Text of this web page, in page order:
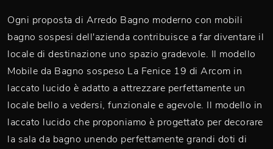
Ogni proposta di Arredo Bagno moderno con mobili
bagno sospesi dell'azienda contribuisce a far diventare il
locale di destinazione uno spazio gradevole. Il modello
Mobile da Bagno sospeso La Fenice 19 di Arcom in
laccato lucido è adatto a attrezzare perfettamente un
locale bello a vedersi, funzionale e agevole. Il modello in
laccato lucido che proponiamo è progettato per decorare
la sala da bagno unendo perfettamente grandi doti di